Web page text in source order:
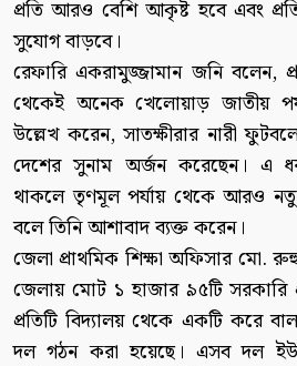
প্রতি আরও বেশি আকৃষ্ট হবে এবং
সুযোগ বাড়বে।
রেফারি একরামুজ্জামান জনি বলেন,
থেকেই অনেক খেলোয়াড় জাতীয়
উল্লেখ করেন, সাতক্ষীরার নারী
দেশের সুনাম অর্জন করেছেন। এ
থাকলে তৃণমূল পর্যায় থেকে আরও
বলে তিনি আশাবাদ ব্যক্ত করেন।
জেলা প্রাথমিক শিক্ষা অফিসার মো.
জেলায় মোট ১ হাজার ৯৫টি সরকারি
প্রতিটি বিদ্যালয় থেকে একটি করে
দল গঠন করা হয়েছে। এসব দল